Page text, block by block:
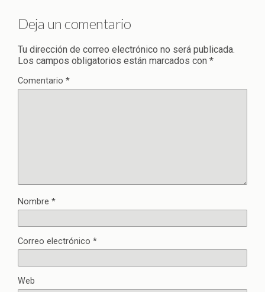
Deja un comentario
Tu dirección de correo electrónico no será publicada.
Los campos obligatorios están marcados con *
Comentario *
Nombre *
Correo electrónico *
Web